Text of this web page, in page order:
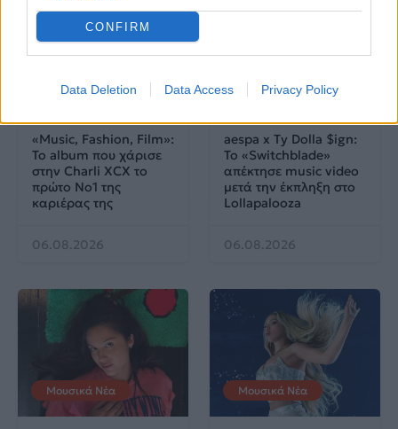
CONFIRM
Data Deletion Data Access Privacy Policy
Videoclips
«Music, Fashion, Film»:
Το album που χάρισε
στην Charli XCX το
πρώτο No1 της
καριέρας της
06.08.2026
Μουσικά Νέα
aespa x Ty Dolla $ign:
Το «Switchblade»
απέκτησε music video
μετά την έκπληξη στο
Lollapalooza
06.08.2026
Μουσικά Νέα Μουσικά Νέα